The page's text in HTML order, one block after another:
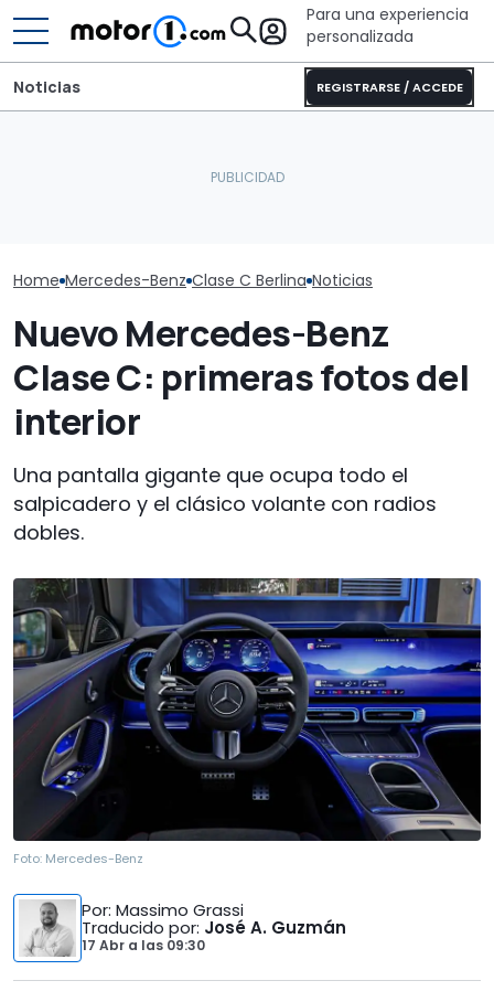
Para una experiencia
personalizada
REGISTRARSE / ACCEDE
Noticias
Home Mercedes-Benz Clase C Berlina Noticias
Nuevo Mercedes-Benz
Clase C: primeras fotos del
interior
Una pantalla gigante que ocupa todo el
salpicadero y el clásico volante con radios
dobles.
Foto: Mercedes-Benz
Por: Massimo Grassi
Traducido por: José A. Guzmán
17 Abr a las 09:30